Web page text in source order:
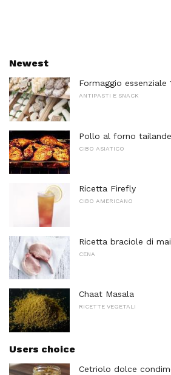
Newest
Formaggio essenziale
ANTIPASTI E SNACK
Pollo al forno
CIBO ASIATICO
Ricetta Firefly
CIBO AMERICANO
Ricetta braciole di
CENA
Chaat Masala
RICETTE VEGETALI
Users choice
Cetriolo dolce